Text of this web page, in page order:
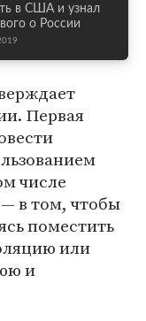
в США и узнал
о России
Первая
числе
в том, чтобы
поместить
или
и